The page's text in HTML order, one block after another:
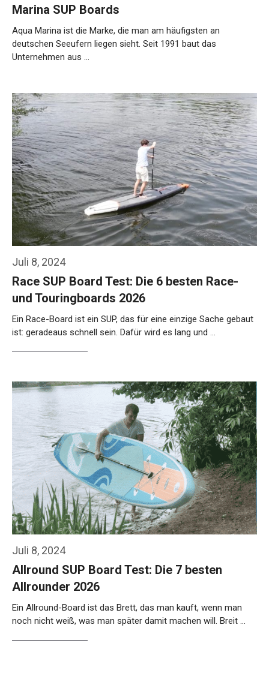
Marina SUP Boards
Aqua Marina ist die Marke, die man am häufigsten an
deutschen Seeufern liegen sieht. Seit 1991 baut das
Unternehmen aus …
Juli 8, 2024
Race SUP Board Test: Die 6 besten Race-
und Touringboards 2026
Ein Race-Board ist ein SUP, das für eine einzige Sache gebaut
ist: geradeaus schnell sein. Dafür wird es lang und …
Juli 8, 2024
Allround SUP Board Test: Die 7 besten
Allrounder 2026
Ein Allround-Board ist das Brett, das man kauft, wenn man
noch nicht weiß, was man später damit machen will. Breit …